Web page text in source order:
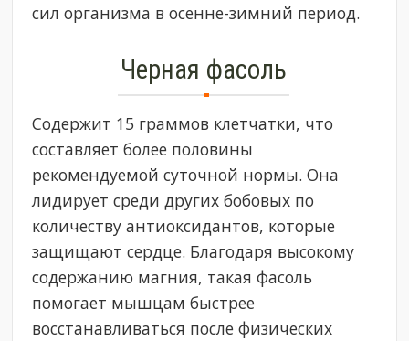
сил организма в осенне-зимний период.
Черная фасоль
Содержит 15 граммов клетчатки, что
составляет более половины
рекомендуемой суточной нормы. Она
лидирует среди других бобовых по
количеству антиоксидантов, которые
защищают сердце. Благодаря высокому
содержанию магния, такая фасоль
помогает мышцам быстрее
восстанавливаться после физических